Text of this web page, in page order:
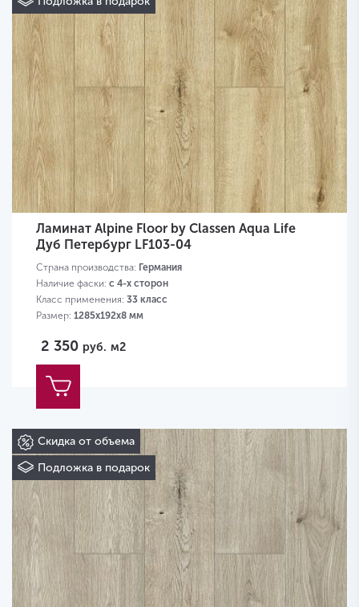
Ламинат Alpine Floor by Classen Aqua Life
Дуб Петербург LF103-04
Страна производства: Германия
Наличие фаски: с 4-х сторон
Класс применения: 33 класс
Размер: 1285х192х8 мм
2 350 руб. м2
Скидка от объема
Подложка в подарок